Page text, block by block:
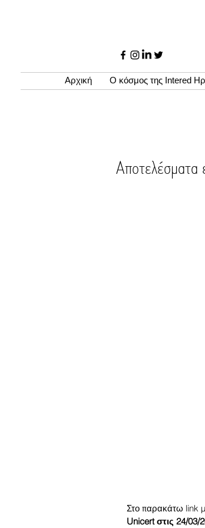
Αρχική Ο κόσμος της Intered
Στο παρακάτω link
Unicert στις 24/03/